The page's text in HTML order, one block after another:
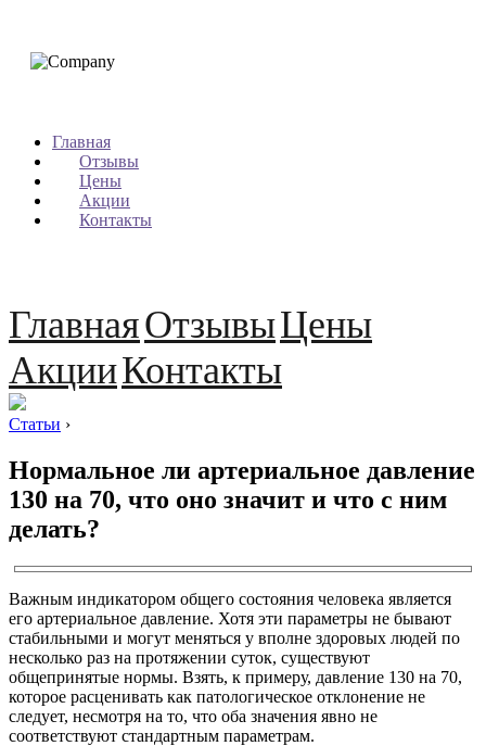
Главная
Отзывы
Цены
Акции
Контакты
ГлавнаяОтзывыЦены
АкцииКонтакты
Статьи ›
Нормальное ли артериальное давление
130 на 70, что оно значит и что с ним
делать?
Важным индикатором общего состояния человека является
его артериальное давление. Хотя эти параметры не бывают
стабильными и могут меняться у вполне здоровых людей по
несколько раз на протяжении суток, существуют
общепринятые нормы. Взять, к примеру, давление 130 на 70,
которое расценивать как патологическое отклонение не
следует, несмотря на то, что оба значения явно не
соответствуют стандартным параметрам.